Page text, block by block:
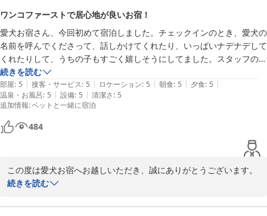
をご提供できるよう、内容や工夫について今後の参考とさせていた
だきます。
Kちゃん(わんちゃんの名前は伏せさせていただきますね)とのご滞在
が素敵な思い出となっておりましたら幸いです。
またお会いできます日を、スタッフ一同心よりお待ちしておりま
す。
2026-06-28
ワンコファーストで居心地が良いお宿！
愛犬お宿さん、今回初めて宿泊しました。チェックインのとき、愛犬の
名前を呼んでくださって、話しかけてくれたり、いっぱいナデナデして
くれたりして、うちの子もすごく嬉しそうにしてました。スタッフの皆
さま、ワンちゃんがとっても好きなのが伝わってきて、ワンコファース
トなお宿で、とても居心地がよかったです。うちの子が人が大好きワン
コなのもすぐにわかってくれていっぱい遊んでくれたり嬉しかったで
す。
素敵な可愛いフォトブースがいっぱいでお写真撮ったり、ワンとカラオ
ケしたり、フリードリンクだったり、ドッグランで遊んだり、いっぱい
愛犬と楽しめました。ワンちゃんビュッフェも最高に楽しくて美味しか
ったようです！人のお食事も美味しくて貸切風呂もゆっくりできたし、
よかったです。館内も清潔でとっても綺麗✨また、ぜひ遊びに行きたい
です。ありがとうございました。
続きを読む
部屋: 5 | 接客・サービス: 5 | ロケーション: 5 | 朝食: 5 | 夕食: 5 |
温泉・お風呂: 5 | 設備: 5 | 清潔さ: 5
追加情報:ペットと一緒に宿泊
484
この度は愛犬お宿へお越しいただき、誠にありがとうございます。
ん触れ合い、お話しさせていただくことができ、スタッフ一同とて
続きを読む